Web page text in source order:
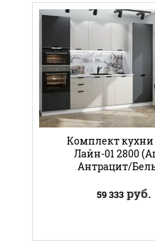
Комплект кухни
Лайн-01 2800
Антрацит/
59 333руб.